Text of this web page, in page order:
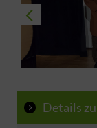
Details